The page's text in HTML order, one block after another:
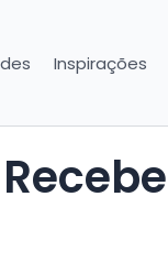
Inspirações